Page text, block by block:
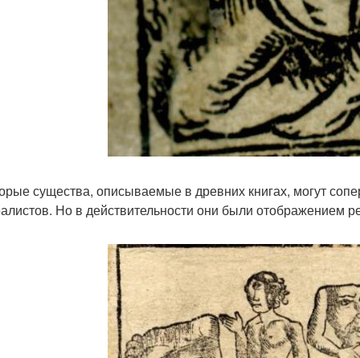
существа, описываемые в древних книгах, могут
Но в действительности они были отображением